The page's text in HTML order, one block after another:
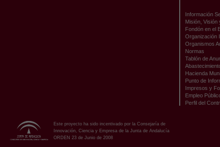
Información
Misión, Visión
Fondón en el
Organización
Organismos
Normas
Tablón de
Hacienda
Punto de
Impresos y
Empleo
Perfil del
Este proyecto ha sido incentivado por la Consejaría de
Innovación, Ciencia y Empresa de la Junta de Andalucía
ORDEN 23 de Junio de 2008